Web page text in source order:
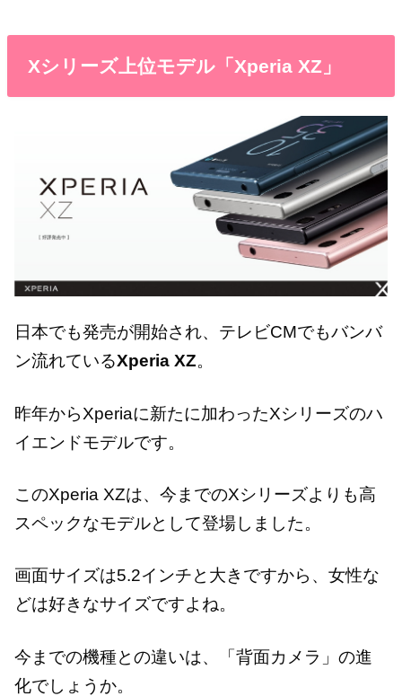
Xシリーズ上位モデル「Xperia XZ」
日本でも発売が開始され、テレビCMでもバンバ
ン流れているXperia XZ。
昨年からXperiaに新たに加わったXシリーズのハ
イエンドモデルです。
このXperia XZは、今までのXシリーズよりも高
スペックなモデルとして登場しました。
画面サイズは5.2インチと大きですから、女性な
どは好きなサイズですよね。
今までの機種との違いは、「背面カメラ」の進
化でしょうか。